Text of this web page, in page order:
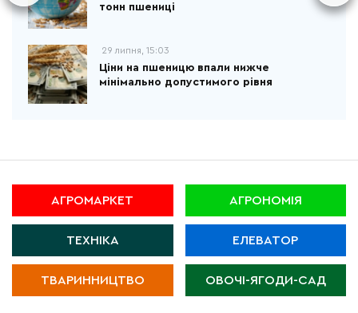
тонн пшениці
29 липня, 15:03
Ціни на пшеницю впали нижче
мінімально допустимого рівня
АГРОМАРКЕТ АГРОНОМІЯ
ТЕХНІКА ЕЛЕВАТОР
ТВАРИННИЦТВО ОВОЧІ-ЯГОДИ-САД